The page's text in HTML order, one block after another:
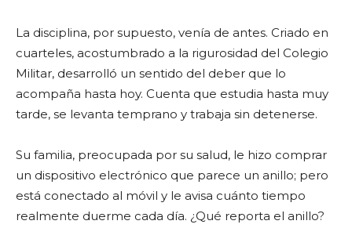
La disciplina, por supuesto, venía de antes. Criado en
cuarteles, acostumbrado a la rigurosidad del Colegio
Militar, desarrolló un sentido del deber que lo
acompaña hasta hoy. Cuenta que estudia hasta muy
tarde, se levanta temprano y trabaja sin detenerse.
Su familia, preocupada por su salud, le hizo comprar
un dispositivo electrónico que parece un anillo; pero
está conectado al móvil y le avisa cuánto tiempo
realmente duerme cada día. ¿Qué reporta el anillo?